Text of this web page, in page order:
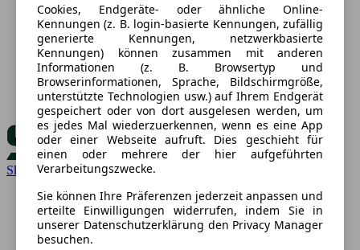
Skoda
Cookies, Endgeräte- oder ähnliche Online-
Kennungen (z. B. login-basierte Kennungen, zufällig
generierte Kennungen, netzwerkbasierte
Kennungen) können zusammen mit anderen
Informationen (z. B. Browsertyp und
Browserinformationen, Sprache, Bildschirmgröße,
unterstützte Technologien usw.) auf Ihrem Endgerät
gespeichert oder von dort ausgelesen werden, um
es jedes Mal wiederzuerkennen, wenn es eine App
oder einer Webseite aufruft. Dies geschieht für
einen oder mehrere der hier aufgeführten
Verarbeitungszwecke.
Sie können Ihre Präferenzen jederzeit anpassen und
erteilte Einwilligungen widerrufen, indem Sie in
unserer Datenschutzerklärung den Privacy Manager
besuchen.